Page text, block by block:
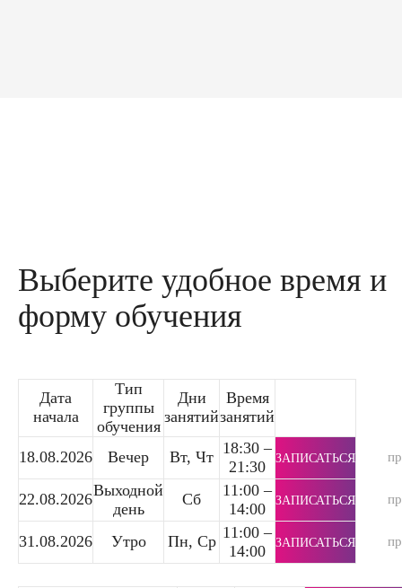
Выберите удобное время и
форму обучения
Дата
начала
Тип
группы
обучения
Дни
занятий
Время
занятий
18.08.2026 Вечер Вт, Чт 18:30 –
21:30
ЗАПИСАТЬСЯ
22.08.2026Выходной
день
Сб
11:00 –
14:00
ЗАПИСАТЬСЯ
31.08.2026 Утро Пн, Ср 11:00 –
14:00
ЗАПИСАТЬСЯ